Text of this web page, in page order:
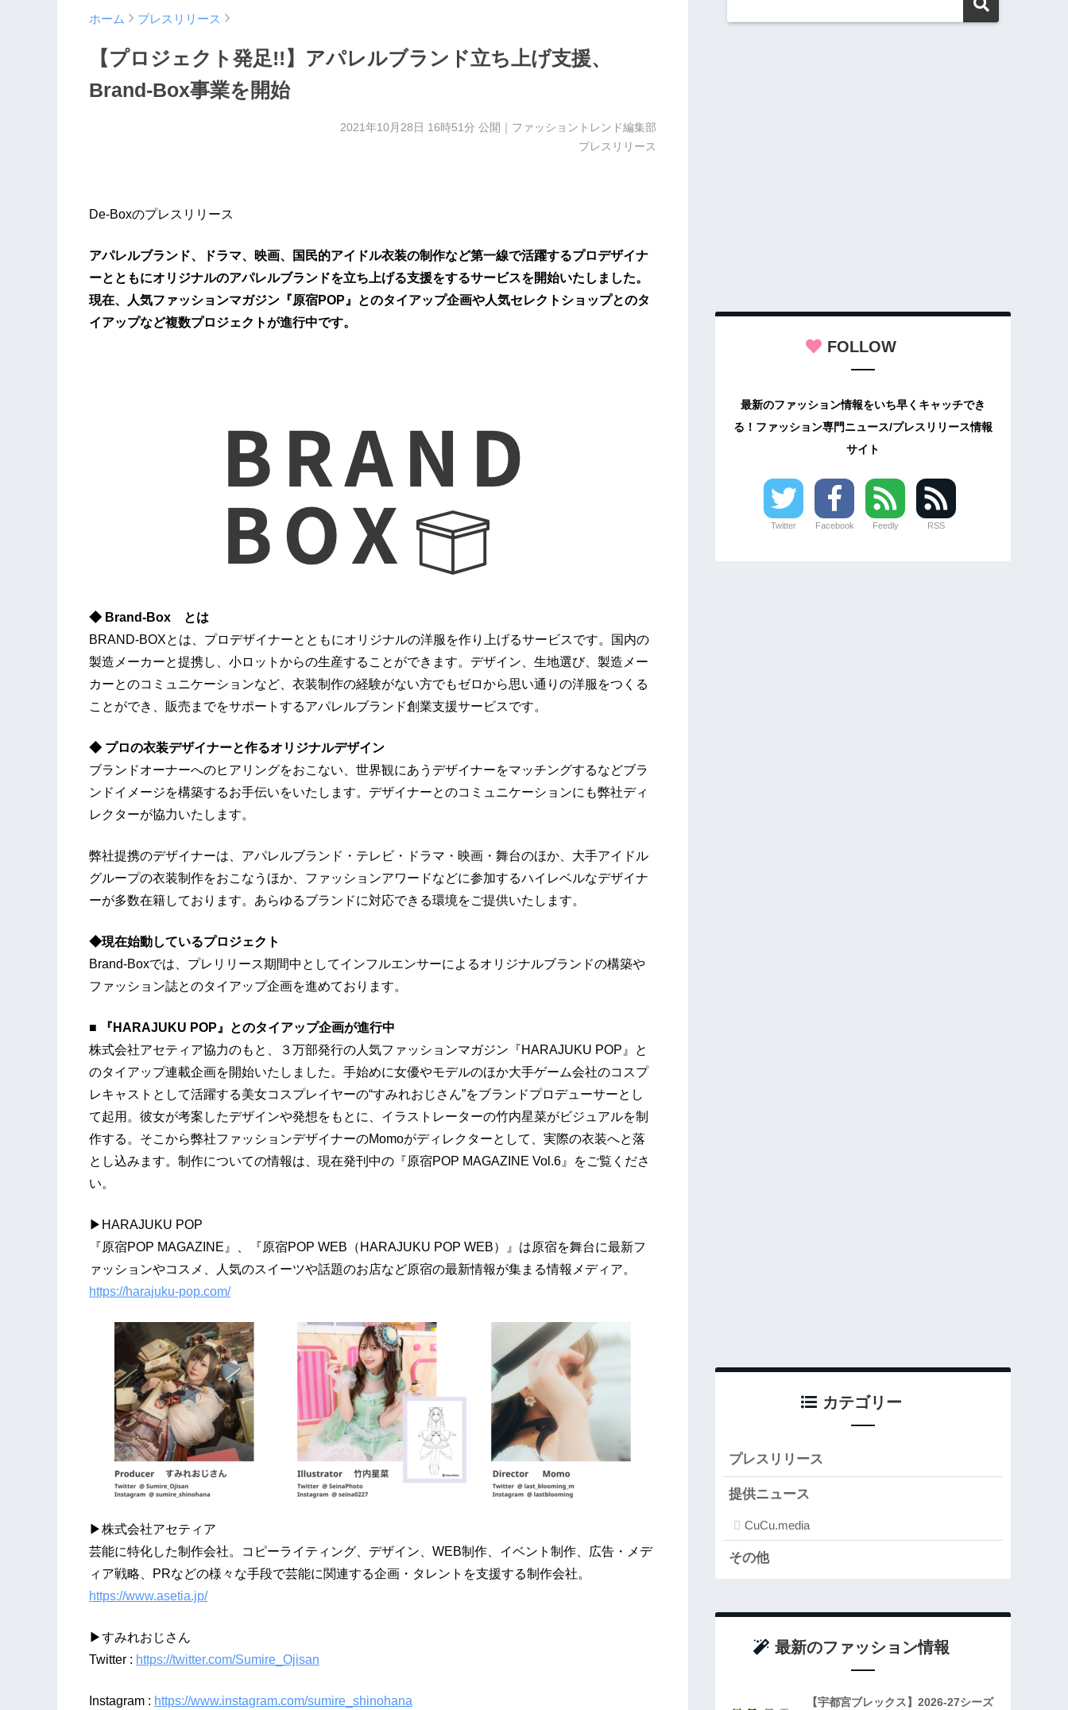
ホーム プレスリリース
【プロジェクト発足!!】アパレルブランド立ち上げ支援、
Brand-Box事業を開始
2021年10月28日 16時51分 公開｜ファッショントレンド編集部
プレスリリース
De-Boxのプレスリリース
アパレルブランド、ドラマ、映画、国民的アイドル衣装の制作など第一線で活躍するプロデザイナ
ーとともにオリジナルのアパレルブランドを立ち上げる支援をするサービスを開始いたしました。
現在、人気ファッションマガジン『原宿POP』とのタイアップ企画や人気セレクトショップとのタ
イアップなど複数プロジェクトが進行中です。
◆ Brand-Box とは
BRAND-BOXとは、プロデザイナーとともにオリジナルの洋服を作り上げるサービスです。国内の
製造メーカーと提携し、小ロットからの生産することができます。デザイン、生地選び、製造メー
カーとのコミュニケーションなど、衣装制作の経験がない方でもゼロから思い通りの洋服をつくる
ことができ、販売までをサポートするアパレルブランド創業支援サービスです。
◆ プロの衣装デザイナーと作るオリジナルデザイン
ブランドオーナーへのヒアリングをおこない、世界観にあうデザイナーをマッチングするなどブラ
ンドイメージを構築するお手伝いをいたします。デザイナーとのコミュニケーションにも弊社ディ
レクターが協力いたします。
弊社提携のデザイナーは、アパレルブランド・テレビ・ドラマ・映画・舞台のほか、大手アイドル
グループの衣装制作をおこなうほか、ファッションアワードなどに参加するハイレベルなデザイナ
ーが多数在籍しております。あらゆるブランドに対応できる環境をご提供いたします。
◆現在始動しているプロジェクト
Brand-Boxでは、プレリリース期間中としてインフルエンサーによるオリジナルブランドの構築や
ファッション誌とのタイアップ企画を進めております。
■ 『HARAJUKU POP』とのタイアップ企画が進行中
株式会社アセティア協力のもと、３万部発行の人気ファッションマガジン『HARAJUKU POP』と
のタイアップ連載企画を開始いたしました。手始めに女優やモデルのほか大手ゲーム会社のコスプ
レキャストとして活躍する美女コスプレイヤーの“すみれおじさん”をブランドプロデューサーとし
て起用。彼女が考案したデザインや発想をもとに、イラストレーターの竹内星菜がビジュアルを制
作する。そこから弊社ファッションデザイナーのMomoがディレクターとして、実際の衣装へと落
とし込みます。制作についての情報は、現在発刊中の『原宿POP MAGAZINE Vol.6』をご覧くださ
い。
▶HARAJUKU POP
『原宿POP MAGAZINE』、『原宿POP WEB（HARAJUKU POP WEB）』は原宿を舞台に最新フ
ァッションやコスメ、人気のスイーツや話題のお店など原宿の最新情報が集まる情報メディア。
https://harajuku-pop.com/
▶株式会社アセティア
​​​​芸能に特化した制作会社。コピーライティング、デザイン、WEB制作、イベント制作、広告・メデ
ィア戦略、PRなどの様々な手段で芸能に関連する企画・タレントを支援する​制作会社。
https://www.asetia.jp/
▶すみれおじさん
Twitter : https://twitter.com/Sumire_Ojisan
Instagram : https://www.instagram.com/sumire_shinohana
FOLLOW
最新のファッション情報をいち早くキャッチでき
る！ファッション専門ニュース/プレスリリース情報
サイト
Twitter Facebook Feedly RSS
カテゴリー
プレスリリース
提供ニュース
CuCu.media
その他
最新のファッション情報
【宇都宮ブレックス】2026-27シーズ